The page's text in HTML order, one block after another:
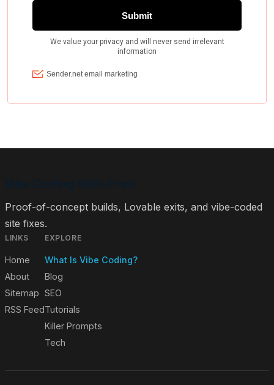
Proof-of-concept builds, Lovable exits, and vibe-coded
site fixes.
LINKS
Home
About
Sitemap
RSS Feed
EXPLORE
What Is Vibe Coding?
Blog
SEO
Tutorials
Killer Prompts
Tech